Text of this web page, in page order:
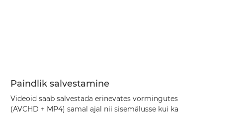
Paindlik salvestamine
Videoid saab salvestada erinevates vormingutes
(AVCHD + MP4) samal ajal nii sisemälusse kui ka